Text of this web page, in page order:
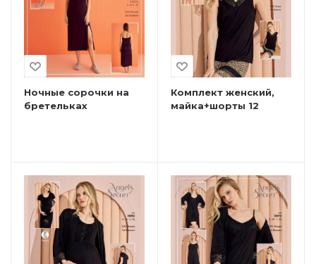
Ночные сорочки на
бретельках
Комплект женский,
майка+шорты 12